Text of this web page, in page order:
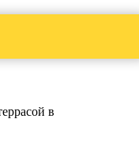
в